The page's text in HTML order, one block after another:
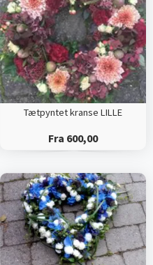
Tætpyntet kranse LILLE
Fra 600,00